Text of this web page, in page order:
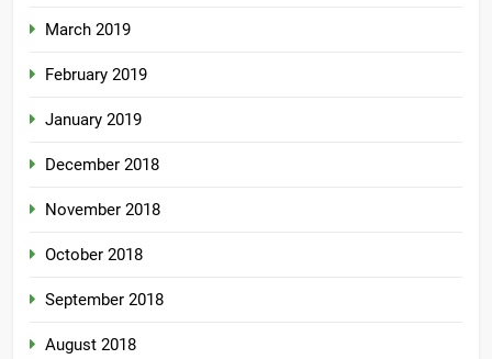
March 2019
February 2019
January 2019
December 2018
November 2018
October 2018
September 2018
August 2018